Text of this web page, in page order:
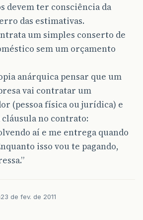
devem ter consciência da
das estimativas.
um simples conserto de
sem um orçamento
anárquica pensar que um
vai contratar um
(pessoa física ou jurídica) e
no contrato:
aí e me entrega quando
isso vou te pagando,
23 de fev. de 2011